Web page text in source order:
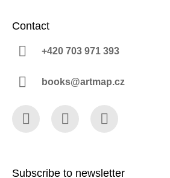
Contact
+420 703 971 393
books@artmap.cz
Subscribe to newsletter